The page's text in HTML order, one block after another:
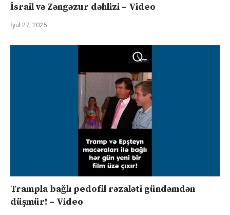
İsrail və Zəngəzur dəhlizi – Video
İyul 27, 2025
Trampla bağlı pedofil rəzaləti gündəmdən
düşmür! – Video